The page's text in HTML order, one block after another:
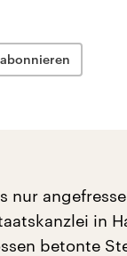
nur
in
betonte